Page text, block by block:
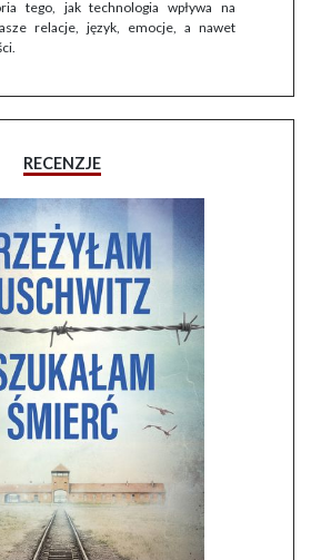
tego, jak technologia wpływa na
relacje, język, emocje, a nawet
RECENZJE